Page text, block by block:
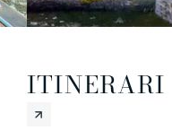
ITINERARI